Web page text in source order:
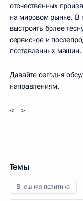
отечественных
на мировом рынке. В
выстроить более
сервисное и
поставленных машин.
Давайте сегодня
направлениям.
<…>
Темы
Внешняя политика